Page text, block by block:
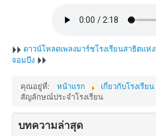
ดาวน์โหลดเพลงมาร์ชโรงเรียนสาธิตแ
จอมบึง
คุณอยู่ที่: หน้าแรก เกี่ยวกับโรงเรียน
สัญลักษณ์ประจำโรงเรียน
บทความล่าสุด